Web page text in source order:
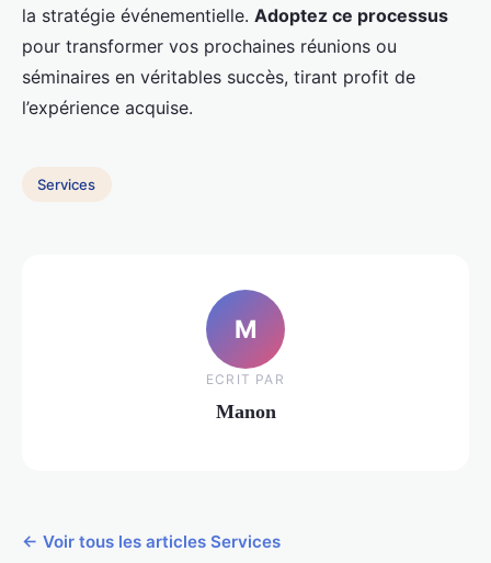
la stratégie événementielle. Adoptez ce processus
pour transformer vos prochaines réunions ou
séminaires en véritables succès, tirant profit de
l’expérience acquise.
Services
M
ECRIT PAR
Manon
← Voir tous les articles Services